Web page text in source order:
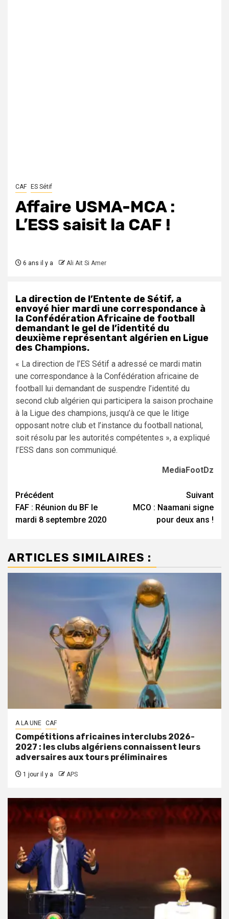
CAF ES Sétif
Affaire USMA-MCA :
L’ESS saisit la CAF !
6 ans il y a Ali Ait Si Amer
La direction de l’Entente de Sétif, a
envoyé hier mardi une correspondance à
la Confédération Africaine de football
demandant le gel de l’identité du
deuxième représentant algérien en Ligue
des Champions.
« La direction de l’ES Sétif a adressé ce mardi matin
une correspondance à la Confédération africaine de
football lui demandant de suspendre l’identité du
second club algérien qui participera la saison prochaine
à la Ligue des champions, jusqu’à ce que le litige
opposant notre club et l’instance du football national,
soit résolu par les autorités compétentes », a expliqué
l’ESS dans son communiqué.
MediaFootDz
Navigation
d’article
Précédent
FAF : Réunion du BF le
mardi 8 septembre 2020
Suivant
MCO : Naamani signe
pour deux ans !
ARTICLES SIMILAIRES :
A LA UNE CAF
Compétitions africaines interclubs 2026-
2027 : les clubs algériens connaissent leurs
adversaires aux tours préliminaires
1 jour il y a APS